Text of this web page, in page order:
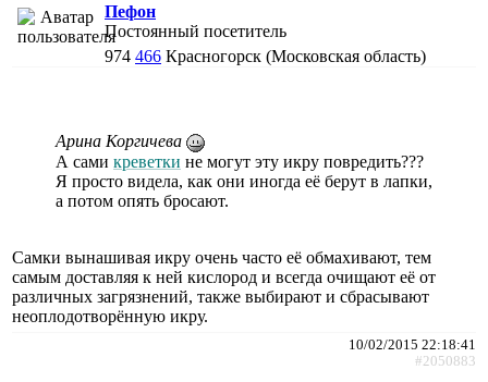
Пефон
Постоянный посетитель
974 466 Красногорск (Московская область)
Арина Коргичева
А сами креветки не могут эту икру повредить???
Я просто видела, как они иногда её берут в лапки,
а потом опять бросают.
Самки вынашивая икру очень часто её обмахивают, тем
самым доставляя к ней кислород и всегда очищают её от
различных загрязнений, также выбирают и сбрасывают
неоплодотворённую икру.
10/02/2015 22:18:41
#2050883